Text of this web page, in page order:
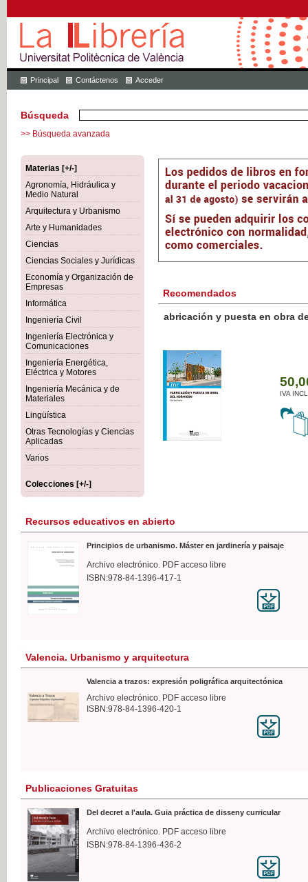
Principal Contáctenos Acceder
Búsqueda
>> Búsqueda avanzada
Materias [+/-]
Agronomía, Hidráulica y
Medio Natural
Arquitectura y Urbanismo
Arte y Humanidades
Ciencias
Ciencias Sociales y Jurídicas
Economía y Organización de
Empresas
Informática
Ingeniería Civil
Ingeniería Electrónica y
Comunicaciones
Ingeniería Energética,
Eléctrica y Motores
Ingeniería Mecánica y de
Materiales
Lingüística
Otras Tecnologías y Ciencias
Aplicadas
Varios
Colecciones [+/-]
Recomendados
Botánica Agroalimentaria
IVA
Recursos educativos en abierto
Principios de urbanismo. Máster en jardinería y paisaje
Archivo electrónico. PDF acceso libre
ISBN:978-84-1396-417-1
Valencia. Urbanismo y arquitectura
Valencia a trazos: expresión poligráfica arquitectónica
Archivo electrónico. PDF acceso libre
ISBN:978-84-1396-420-1
Publicaciones Gratuitas
Del decret a l'aula. Guia práctica de disseny curricular
Archivo electrónico. PDF acceso libre
ISBN:978-84-1396-436-2